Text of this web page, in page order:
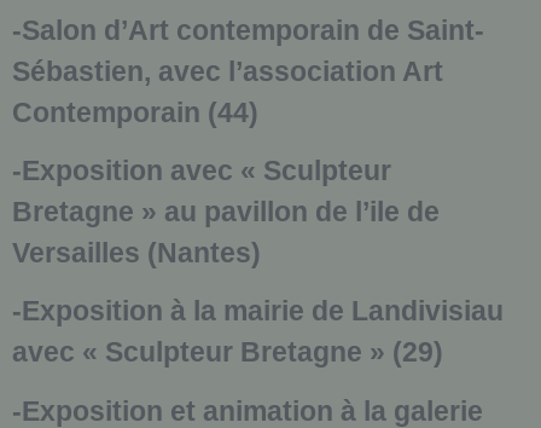
-Salon d’Art contemporain de Saint-
Sébastien, avec l’association Art
Contemporain (44)
-Exposition avec « Sculpteur
Bretagne » au pavillon de l’ile de
Versailles (Nantes)
-Exposition à la mairie de Landivisiau
avec « Sculpteur Bretagne » (29)
-Exposition et animation à la galerie